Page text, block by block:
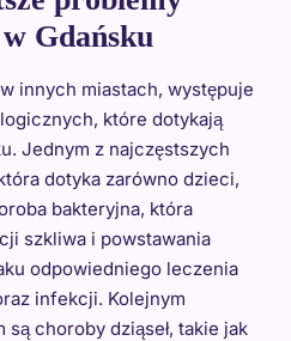
Gdańsku
innych miastach, występuje
które dotykają
Jednym z najczęstszych
dotyka zarówno dzieci,
bakteryjna, która
szkliwa i powstawania
odpowiedniego leczenia
infekcji. Kolejnym
choroby dziąseł, takie jak